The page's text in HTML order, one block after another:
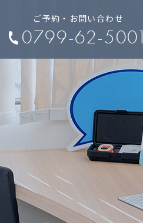
ご予約・お問い合わせ
0799-62-5001